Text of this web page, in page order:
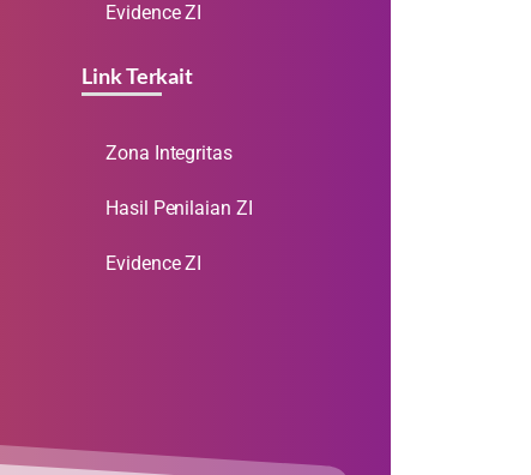
Evidence ZI
Link Terkait
Zona Integritas
Hasil Penilaian ZI
Evidence ZI